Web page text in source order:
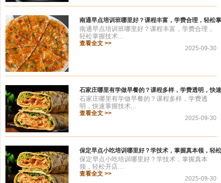
南通早点培训班哪里好？课程丰富，学费合理，轻松
2025-09-30
南通早点培训班哪里好？课程丰富，学费合理，
轻松掌握技术...
查看全文 >>
石家庄哪里有学做早餐的？课程多样，学费透明，快
2025-09-30
石家庄哪里有学做早餐的？课程多样，学费透
明，快速掌握技术...
查看全文 >>
保定早点小吃培训哪里好？学技术，掌握真本领，轻
2025-09-30
保定早点小吃培训哪里好？学技术，掌握真本
领，轻松开店...
查看全文 >>